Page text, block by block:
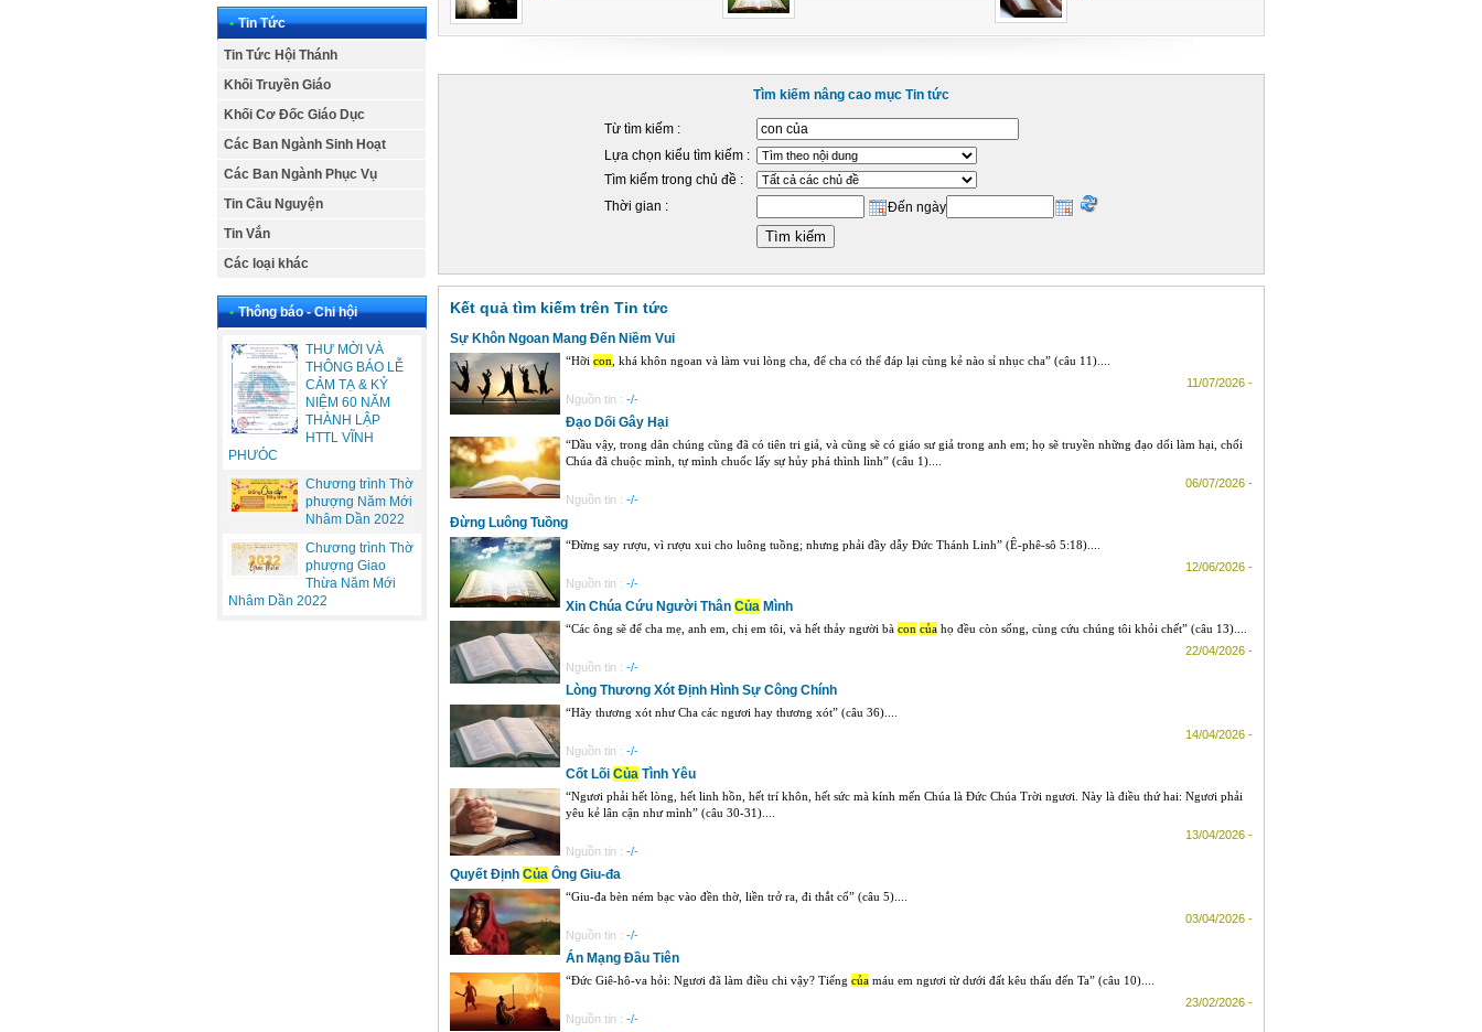
• Tin Tức
Tin Tức Hội Thánh
Khối Truyền Giáo
Khối Cơ Đốc Giáo Dục
Các Ban Ngành Sinh Hoạt
Các Ban Ngành Phục Vụ
Tin Cầu Nguyện
Tin Vắn
Các loại khác
• Thông báo - Chi hội
THƯ MỜI VÀ
THÔNG BÁO LỄ
CẢM TẠ & KỶ
NIỆM 60 NĂM
THÀNH LẬP
HTTL VĨNH
PHƯÓC
Chương trình Thờ
phượng Năm Mới
Nhâm Dần 2022
Chương trình Thờ
phượng Giao
Thừa Năm Mới
Nhâm Dần 2022
Tìm kiếm nâng cao mục Tin tức
Từ tìm kiếm :
Lựa chọn kiểu tìm kiếm :
Tìm kiếm trong chủ đề :
Thời gian :
Đến ngày
Kết quả tìm kiếm trên Tin tức
Sự Khôn Ngoan Mang Đến Niềm Vui
“Hỡi con , khá khôn ngoan và làm vui lòng cha, để cha có thể đáp lại cùng kẻ nào sỉ nhục cha” (câu 11)....
11/07/2026 -
Nguồn tin : -/-
Đạo Dối Gây Hại
“Dầu vậy, trong dân chúng cũng đã có tiên tri giả, và cũng sẽ có giáo sư giả trong anh em; họ sẽ truyền những đạo dối làm hại, chối
Chúa đã chuộc mình, tự mình chuốc lấy sự hủy phá thình lình” (câu 1)....
06/07/2026 -
Nguồn tin : -/-
Đừng Luông Tuồng
“Đừng say rượu, vì rượu xui cho luông tuồng; nhưng phải đầy dẫy Đức Thánh Linh” (Ê-phê-sô 5:18)....
12/06/2026 -
Nguồn tin : -/-
Xin Chúa Cứu Người Thân Của Mình
“Các ông sẽ để cha mẹ, anh em, chị em tôi, và hết thảy người bà con của họ đều còn sống, cùng cứu chúng tôi khỏi chết” (câu 13)....
22/04/2026 -
Nguồn tin : -/-
Lòng Thương Xót Định Hình Sự Công Chính
“Hãy thương xót như Cha các ngươi hay thương xót” (câu 36)....
14/04/2026 -
Nguồn tin : -/-
Cốt Lõi Của Tình Yêu
“Ngươi phải hết lòng, hết linh hồn, hết trí khôn, hết sức mà kính mến Chúa là Đức Chúa Trời ngươi. Này là điều thứ hai: Ngươi phải
yêu kẻ lân cận như mình” (câu 30-31)....
13/04/2026 -
Nguồn tin : -/-
Quyết Định Của Ông Giu-đa
“Giu-đa bèn ném bạc vào đền thờ, liền trở ra, đi thắt cổ” (câu 5)....
03/04/2026 -
Nguồn tin : -/-
Án Mạng Đầu Tiên
“Đức Giê-hô-va hỏi: Ngươi đã làm điều chi vậy? Tiếng của máu em ngươi từ dưới đất kêu thấu đến Ta” (câu 10)....
23/02/2026 -
Nguồn tin : -/-